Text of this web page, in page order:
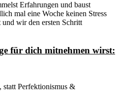
Erfahrungen und baust
mal eine Woche keinen Stress
und wir den ersten Schritt
für dich mitnehmen wirst:
, statt Perfektionismus &